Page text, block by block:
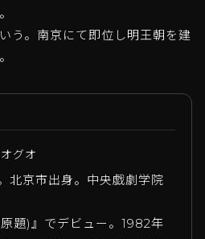
う。南京にて即位し明王朝を建
グオ
北京市出身。中央戯劇学院
題)』でデビュー。1982年